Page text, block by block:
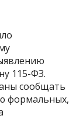
115-ФЗ.
сообщать
формальных,